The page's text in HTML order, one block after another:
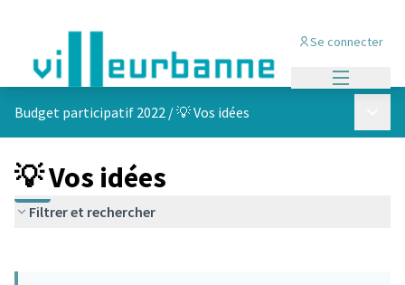
Se connecter
Budget participatif 2022 /💡 Vos idées
💡 Vos idées
Filtrer et rechercher